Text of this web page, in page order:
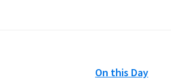
On this Day